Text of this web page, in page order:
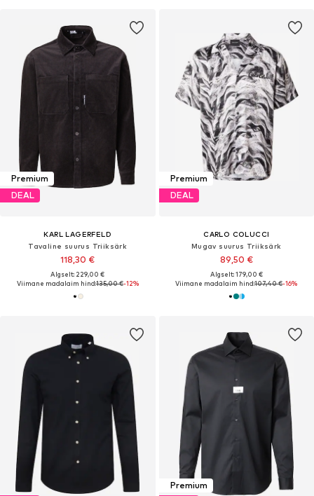
Premium
DEAL
KARL LAGERFELD
Tavaline suurus Triiksärk
118,30 €
Algselt: 229,00 €
Viimane madalaim hind:135,00 €-12%
Premium
DEAL
CARLO COLUCCI
Mugav suurus Triiksärk
89,50 €
Algselt: 179,00 €
Viimane madalaim hind:107,40 €-16%
Premium